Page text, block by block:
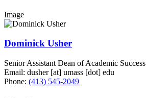
Image
Dominick Usher
Senior Assistant Dean of Academic Success
Email: dusher[at] umass [dot] edu
Phone: (413) 545-2049